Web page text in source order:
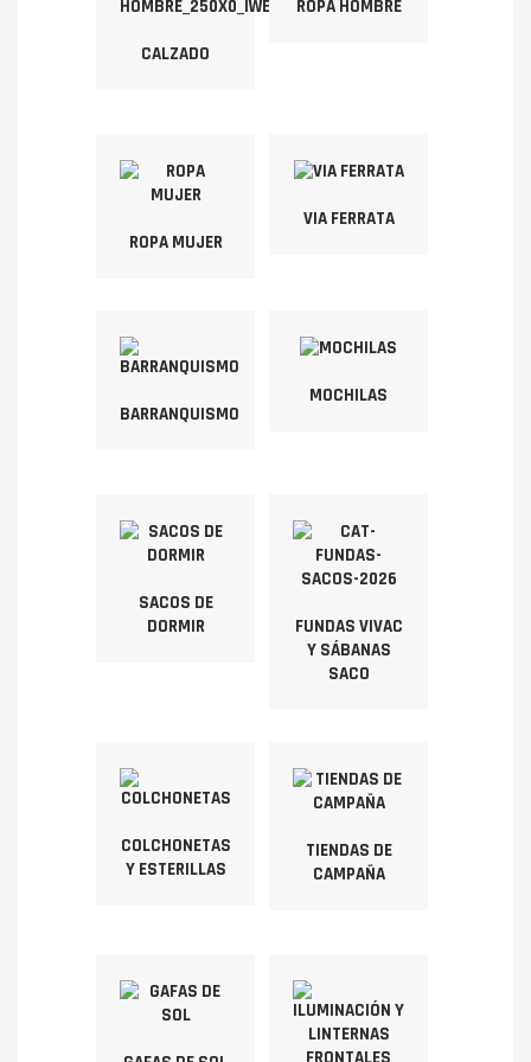
CALZADO
ROPA HOMBRE
ROPA MUJER
VIA FERRATA
BARRANQUISMO
MOCHILAS
SACOS DE
DORMIR
FUNDAS VIVAC
Y SÁBANAS
SACO
COLCHONETAS
Y ESTERILLAS
TIENDAS DE
CAMPAÑA